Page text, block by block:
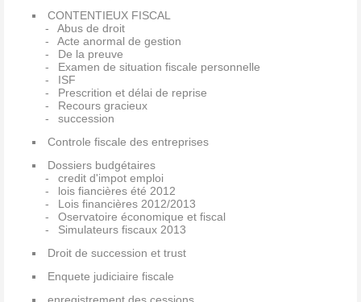
CONTENTIEUX FISCAL
Abus de droit
Acte anormal de gestion
De la preuve
Examen de situation fiscale personnelle
ISF
Prescrition et délai de reprise
Recours gracieux
succession
Controle fiscale des entreprises
Dossiers budgétaires
credit d'impot emploi
lois fiancières été 2012
Lois financières 2012/2013
Oservatoire économique et fiscal
Simulateurs fiscaux 2013
Droit de succession et trust
Enquete judiciaire fiscale